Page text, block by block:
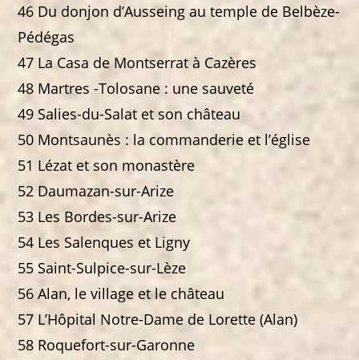
46 Du donjon d’Ausseing au temple de Belbèze-
Pédégas
47 La Casa de Montserrat à Cazères
48 Martres -Tolosane : une sauveté
49 Salies-du-Salat et son château
50 Montsaunès : la commanderie et l’église
51 Lézat et son monastère
52 Daumazan-sur-Arize
53 Les Bordes-sur-Arize
54 Les Salenques et Ligny
55 Saint-Sulpice-sur-Lèze
56 Alan, le village et le château
57 L’Hôpital Notre-Dame de Lorette (Alan)
58 Roquefort-sur-Garonne